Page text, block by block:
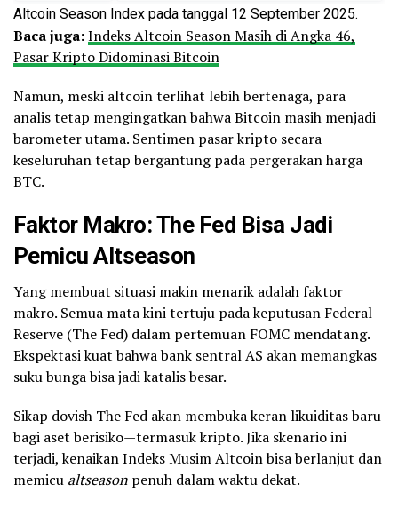
Altcoin Season Index pada tanggal 12 September 2025.
Baca juga:Indeks Altcoin Season Masih di Angka 46,
Pasar Kripto Didominasi Bitcoin
Namun, meski altcoin terlihat lebih bertenaga, para
analis tetap mengingatkan bahwa Bitcoin masih menjadi
barometer utama. Sentimen pasar kripto secara
keseluruhan tetap bergantung pada pergerakan harga
BTC.
Faktor Makro: The Fed Bisa Jadi
Pemicu Altseason
Yang membuat situasi makin menarik adalah faktor
makro. Semua mata kini tertuju pada keputusan Federal
Reserve (The Fed) dalam pertemuan FOMC mendatang.
Ekspektasi kuat bahwa bank sentral AS akan memangkas
suku bunga bisa jadi katalis besar.
Sikap dovish The Fed akan membuka keran likuiditas baru
bagi aset berisiko—termasuk kripto. Jika skenario ini
terjadi, kenaikan Indeks Musim Altcoin bisa berlanjut dan
memicu altseason penuh dalam waktu dekat.